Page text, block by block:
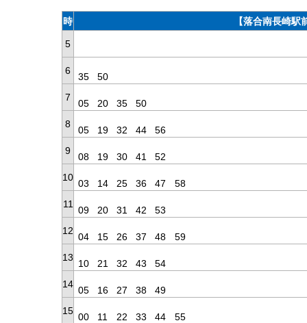
時 【落合南長崎
5
6
35
50
7
05 20 35
50
8
05 19 32 44
56
9
08 19 30 41
52
10
03 14 25 36 47
58
11
09 20 31 42
53
12
04 15 26 37 48
59
13
10 21 32 43
54
14
05 16 27 38
49
15
00 11 22 33 44
55